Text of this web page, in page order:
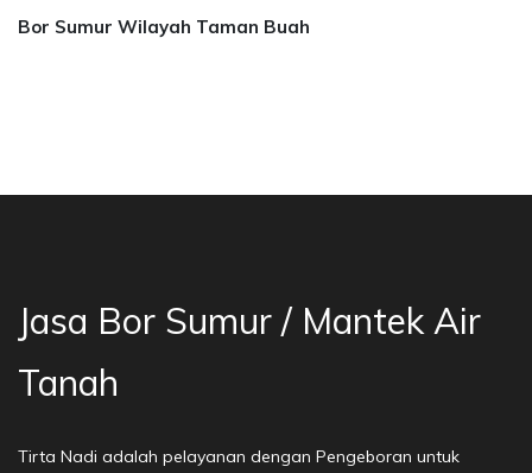
Bor Sumur Wilayah Taman Buah
Jasa Bor Sumur / Mantek Air
Tanah
Tirta Nadi adalah pelayanan dengan Pengeboran untuk